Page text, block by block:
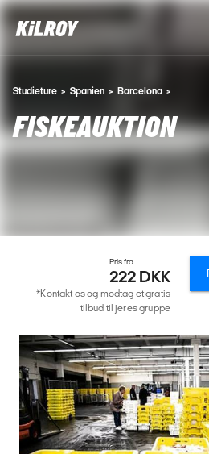
Studieture Spanien Barcelona
FISKEAUKTION
Pris fra
222 DKK
*Kontakt os og modtag et gratis
tilbud til jeres gruppe